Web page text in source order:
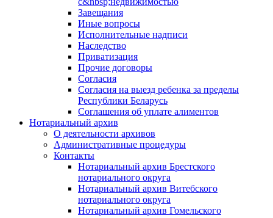
Завещания
Иные вопросы
Исполнительные надписи
Наследство
Приватизация
Прочие договоры
Согласия
Согласия на выезд ребенка за пределы
Республики Беларусь
Соглашения об уплате алиментов
Нотариальный архив
О деятельности архивов
Административные процедуры
Контакты
Нотариальный архив Брестского
нотариального округа
Нотариальный архив Витебского
нотариального округа
Нотариальный архив Гомельского